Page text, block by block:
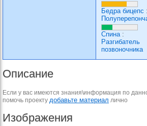
Бедра бицепс :
Спина:
Разгибатель
позвоночника
Описание
Если у вас имеются знания\информация по
помочь проекту добавьте материал лично
Изображения